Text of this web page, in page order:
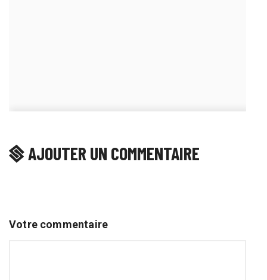
AJOUTER UN COMMENTAIRE
Votre commentaire